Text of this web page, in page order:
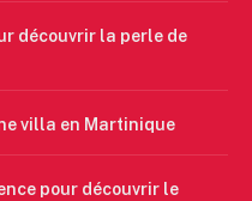
découvrir la perle de
villa en Martinique
pour découvrir le